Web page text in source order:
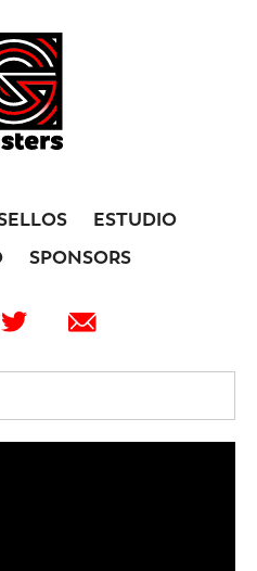
ESTUDIO
SPONSORS